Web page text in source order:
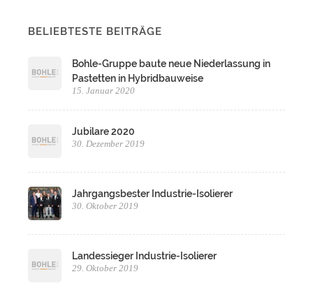
BELIEBTESTE BEITRÄGE
Bohle-Gruppe baute neue Niederlassung in
Pastetten in Hybridbauweise
15. Januar 2020
Jubilare 2020
30. Dezember 2019
Jahrgangsbester Industrie-Isolierer
30. Oktober 2019
Landessieger Industrie-Isolierer
29. Oktober 2019